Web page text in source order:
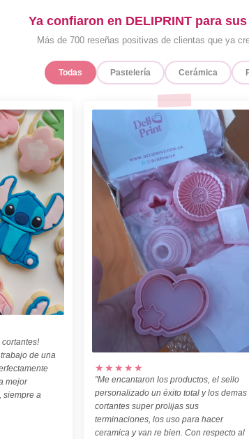
Ya confiaron en DELIPRINT para
Más de 700 reseñas positivas de clientas que ya
Todas Pastelería Cerámica
de una
mejor
siempre a
★★★★★
"Me encantaron los productos, el sello
personalizado un éxito total y los demas
cortantes super prolijas sus
terminaciones, los uso para hacer
ceramica y van re bien. Con respecto al